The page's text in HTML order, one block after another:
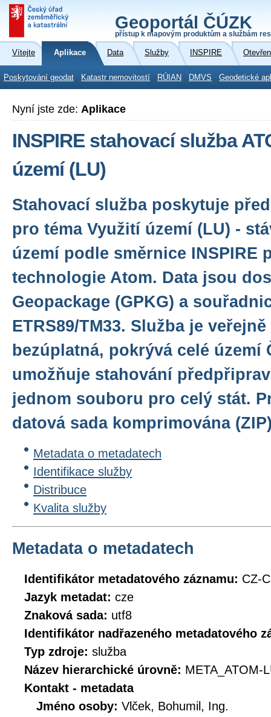
Geoportál ČÚZK
přístup k mapovým produktům a službám
Vítejte Aplikace Data Služby INSPIRE
Poskytování geodat Katastr nemovitostí RÚIAN DMVS Geodetické
Nyní jste zde: Aplikace
INSPIRE stahovací služba
území (LU)
Stahovací služba poskytuje
pro téma Využití území (LU) -
území podle směrnice INSPIRE
technologie Atom. Data jsou
Geopackage (GPKG) a
ETRS89/TM33. Služba je
bezúplatná, pokrývá celé území
umožňuje stahování
jednom souboru pro celý stát.
datová sada komprimována
Metadata o metadatech
Identifikace služby
Distribuce
Kvalita služby
Metadata o metadatech
Identifikátor metadatového záznamu: CZ-
Jazyk metadat: cze
Znaková sada: utf8
Identifikátor nadřazeného metadatového
Typ zdroje: služba
Název hierarchické úrovně: META_ATOM-
Kontakt - metadata
Jméno osoby: Vlček, Bohumil, Ing.